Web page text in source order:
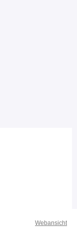
Webansicht